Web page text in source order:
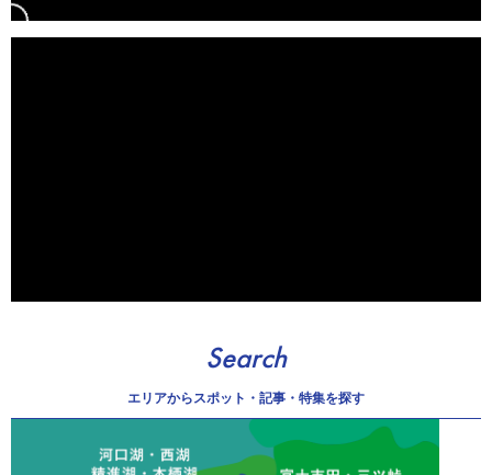
Search
エリアからスポット・記事・特集を探す